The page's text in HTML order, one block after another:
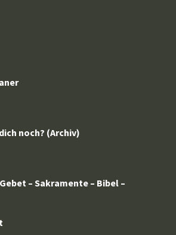
noch? (Archiv)
– Sakramente – Bibel –